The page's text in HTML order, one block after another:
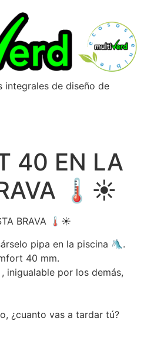
integrales de diseño de
40 EN LA
🌡☀️
BRAVA 🌡☀️
pipa en la piscina 🛝.
40 mm.
por los demás,
¿cuanto vas a tardar tú?